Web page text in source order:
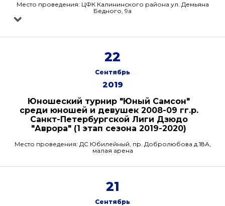
Место проведения: ЦФК Калининского района ул. Демьяна
Бедного, 9а
22
Сентябрь
2019
Юношеский турнир "Юный Самсон"
среди юношей и девушек 2008-09 гг.р.
Санкт-Петербургской Лиги Дзюдо
"Аврора" (1 этап сезона 2019-2020)
Место проведения: ДС Юбилейный, пр. Добролюбова д.18А,
малая арена
21
Сентябрь